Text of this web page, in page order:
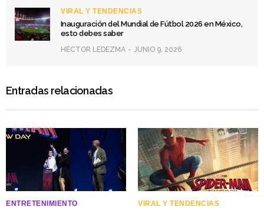
VIRAL Y TENDENCIAS
Inauguración del Mundial de Fútbol 2026 en México,
esto debes saber
HÉCTOR LEDEZMA JUNIO 9, 2026
Entradas relacionadas
ENTRETENIMIENTO VIRAL Y TENDENCIAS